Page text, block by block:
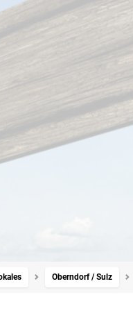
Oberndorf / Sulz